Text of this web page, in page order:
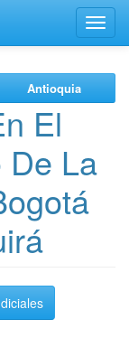
Antioquia
El
De La